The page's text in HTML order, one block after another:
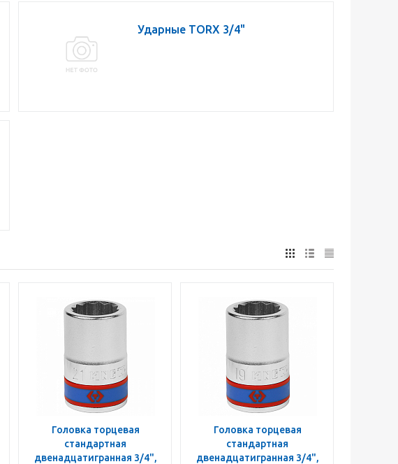
Ударные TORX 3/4"
Головка торцевая
стандартная
двенадцатигранная 3/4",
Головка торцевая
стандартная
двенадцатигранная 3/4",